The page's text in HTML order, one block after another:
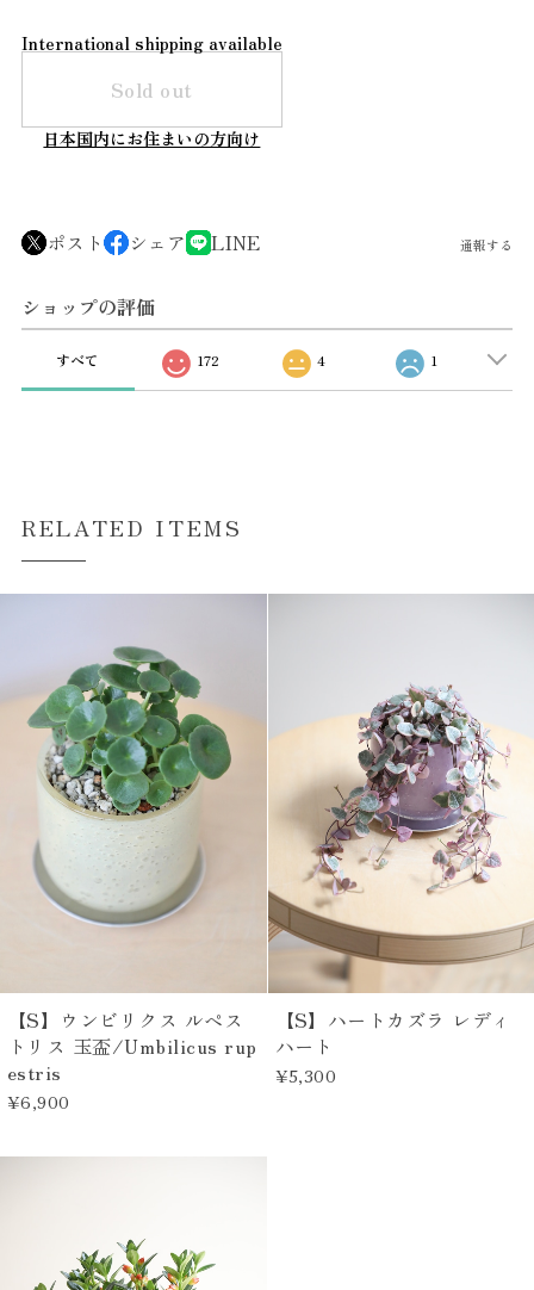
International shipping available
Sold out
日本国内にお住まいの方向け
ポスト シェア LINE 通報する
ショップの評価
すべて 172 4 1
RELATED ITEMS
【S】ウンビリクス ルペス
トリス 玉盃/Umbilicus rup
estris
¥6,900
【S】ハートカズラ レディ
ハート
¥5,300